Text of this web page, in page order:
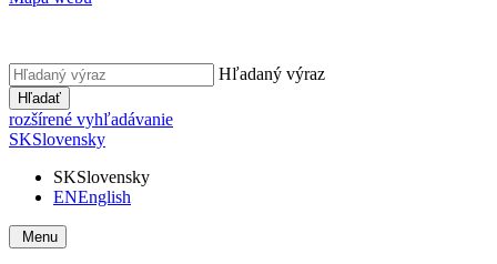
Hľadaný výraz
Hľadať
rozšírené vyhľadávanie
SKSlovensky
SKSlovensky
ENEnglish
Menu